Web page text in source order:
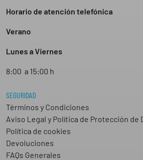
Horario de atención telefónica
Verano
Lunes a Viernes
8:00 a 15:00 h
SEGURIDAD
Términos y Condiciones
Aviso Legal y Política de Protección de
Política de cookies
Devoluciones
FAQs Generales